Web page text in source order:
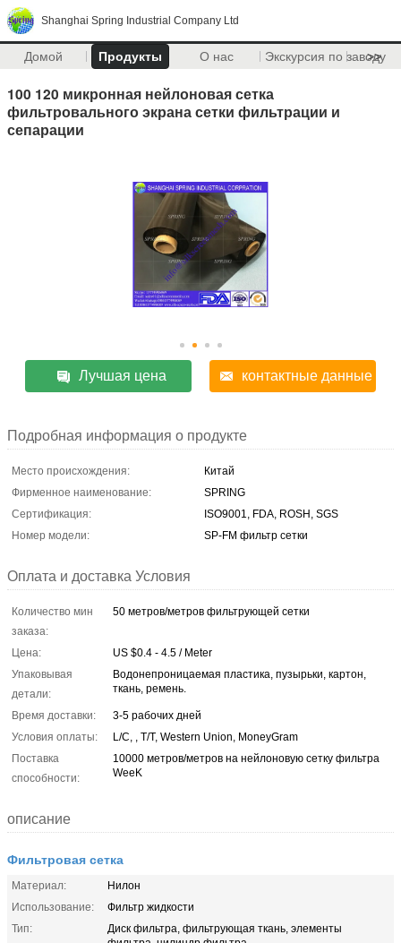
Shanghai Spring Industrial Company Ltd
Домой Продукты О нас Экскурсия по заводу
>>
100 120 микронная нейлоновая сетка
фильтровального экрана сетки фильтрации и
сепарации
Лучшая цена контактные данные
Подробная информация о продукте
Место происхождения:
Китай
Фирменное наименование:
SPRING
Сертификация:
ISO9001, FDA, ROSH, SGS
Номер модели:
SP-FM фильтр сетки
Оплата и доставка Условия
Количество мин
заказа:
50 метров/метров фильтрующей сетки
Цена:
US $0.4 - 4.5 / Meter
Упаковывая
детали:
Водонепроницаемая пластика, пузырьки, картон,
ткань, ремень.
Время доставки:
3-5 рабочих дней
Условия оплаты:
L/C, , T/T, Western Union, MoneyGram
Поставка
способности:
10000 метров/метров на нейлоновую сетку фильтра
WeeK
описание
Фильтровая сетка
Материал:
Нилон
Использование:
Фильтр жидкости
Тип:
Диск фильтра, фильтрующая ткань, элементы